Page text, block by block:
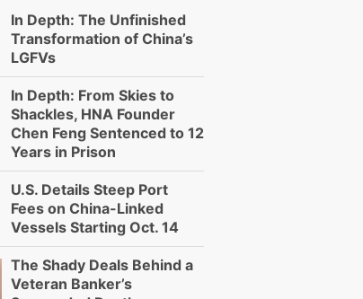
In Depth: The Unfinished
Transformation of China’s
LGFVs
In Depth: From Skies to
Shackles, HNA Founder
Chen Feng Sentenced to 12
Years in Prison
U.S. Details Steep Port
Fees on China-Linked
Vessels Starting Oct. 14
The Shady Deals Behind a
Veteran Banker’s